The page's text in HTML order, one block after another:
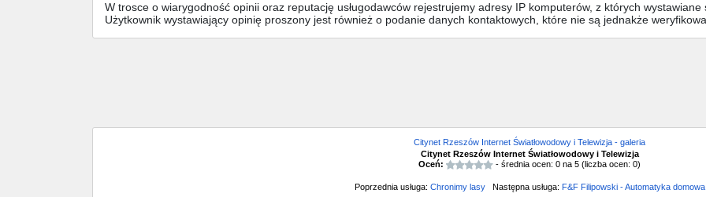
W trosce o wiarygodność opinii oraz reputację usługodawców rejestrujemy adresy IP komputerów, z których wystawiane
Użytkownik wystawiający opinię proszony jest również o podanie danych kontaktowych, które nie są jednakże
Citynet Rzeszów Internet Światłowodowy i Telewizja - galeria
Citynet Rzeszów Internet Światłowodowy i Telewizja
Oceń:
- średnia ocen: 0 na 5 (liczba ocen: 0)
Poprzednia usługa: Chronimy lasyNastępna usługa: F&F Filipowski - Automatyka domowa